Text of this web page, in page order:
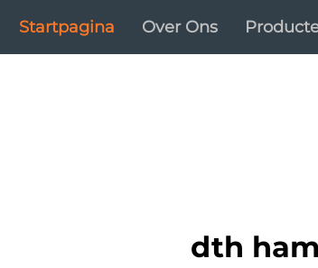
Startpagina Over Ons
dth